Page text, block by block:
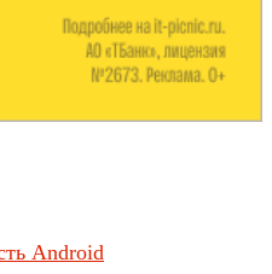
Android